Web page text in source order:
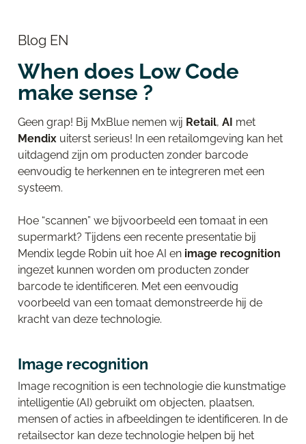
Blog EN
When does Low Code
make sense ?
Geen grap! Bij MxBlue nemen wij Retail, AI met
Mendix uiterst serieus! In een retailomgeving kan het
uitdagend zijn om producten zonder barcode
eenvoudig te herkennen en te integreren met een
systeem.
Hoe “scannen” we bijvoorbeeld een tomaat in een
supermarkt? Tijdens een recente presentatie bij
Mendix legde Robin uit hoe AI en image recognition
ingezet kunnen worden om producten zonder
barcode te identificeren. Met een eenvoudig
voorbeeld van een tomaat demonstreerde hij de
kracht van deze technologie.
Image recognition
Image recognition is een technologie die kunstmatige
intelligentie (AI) gebruikt om objecten, plaatsen,
mensen of acties in afbeeldingen te identificeren. In de
retailsector kan deze technologie helpen bij het